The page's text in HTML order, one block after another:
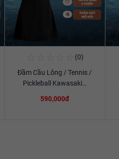
Xem chi tiết
(0)
Đầm Cầu Lông / Tennis /
Pickleball Kawasaki…
590,000đ